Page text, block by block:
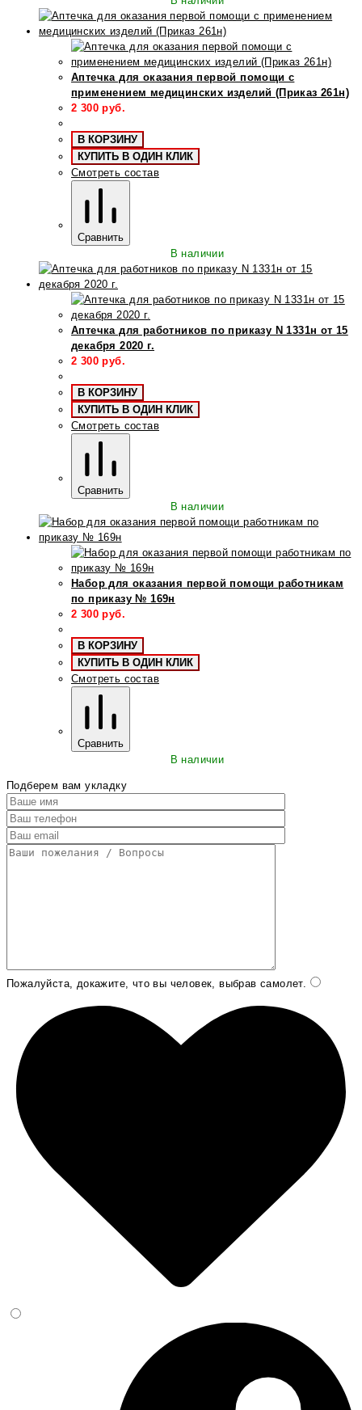
Аптечка для оказания первой помощи с
применением медицинских изделий (Приказ 261н)
2 300 руб.
В КОРЗИНУ
КУПИТЬ В ОДИН КЛИК
Смотреть состав
Сравнить
В наличии
Аптечка для работников по приказу N 1331н от 15
декабря 2020 г.
2 300 руб.
В КОРЗИНУ
КУПИТЬ В ОДИН КЛИК
Смотреть состав
Сравнить
В наличии
Набор для оказания первой помощи работникам
по приказу № 169н
2 300 руб.
В КОРЗИНУ
КУПИТЬ В ОДИН КЛИК
Смотреть состав
Сравнить
В наличии
Подберем вам укладку
Пожалуйста, докажите, что вы человек, выбрав самолет.